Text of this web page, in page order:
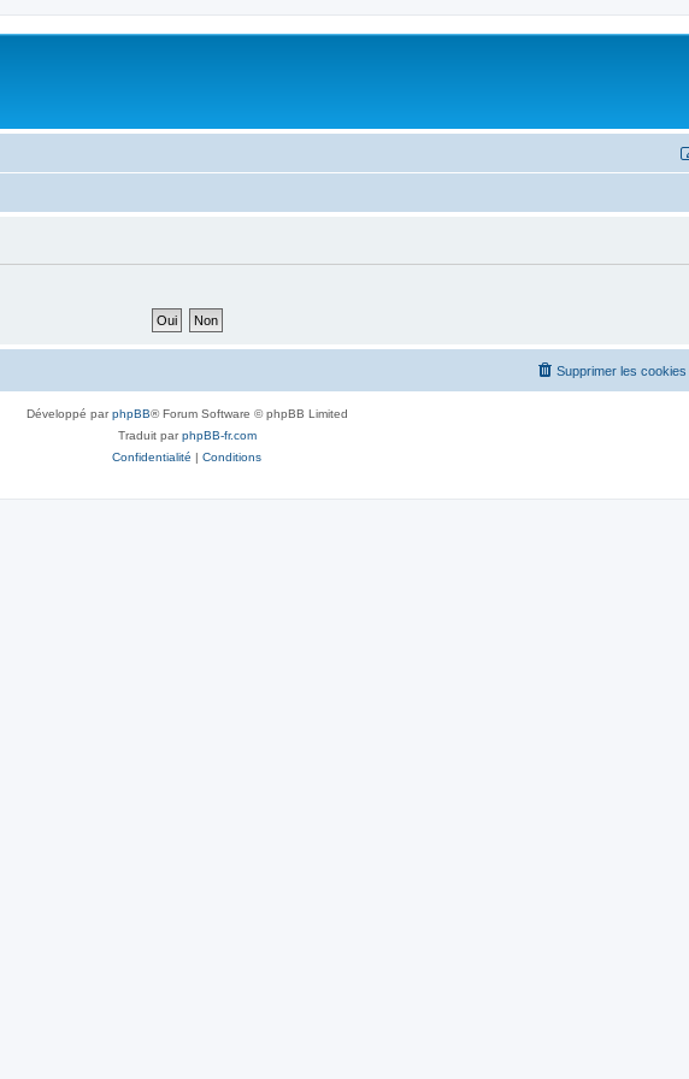
Supprimer les cookies
Développé parphpBB® Forum Software © phpBB Limited
Traduit parphpBB-fr.com
Confidentialité | Conditions